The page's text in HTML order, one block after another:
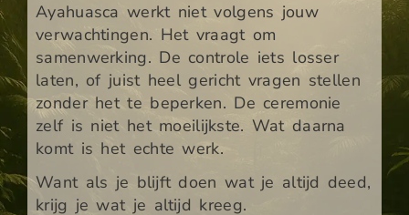
Ayahuasca werkt niet volgens jouw
verwachtingen. Het vraagt om
samenwerking. De controle iets losser
laten, of juist heel gericht vragen stellen
zonder het te beperken. De ceremonie
zelf is niet het moeilijkste. Wat daarna
komt is het echte werk.
Want als je blijft doen wat je altijd deed,
krijg je wat je altijd kreeg.